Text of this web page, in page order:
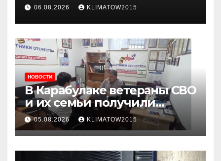
Ингушетии важно быть
внимательнее
06.08.2026 KLIMATOW2015
НОВОСТИ
В Карабулаке ветераны СВО
и их семьи получили
консультации в ходе
приема граждан
05.08.2026 KLIMATOW2015